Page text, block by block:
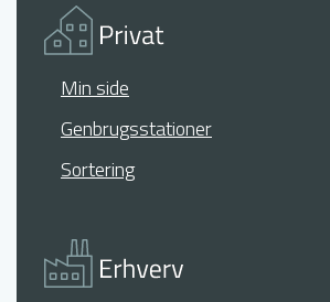
Min side
Genbrugsstationer
Sortering